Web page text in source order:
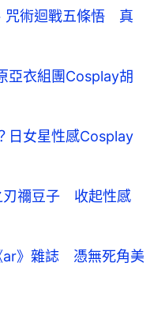
咒術迴戰五條悟 真
亞衣組團Cosplay胡
日女星性感Cosplay
刃禰豆子 收起性感
ar》雜誌 憑無死角美